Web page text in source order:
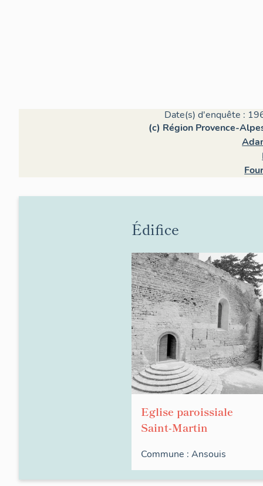
Date(s) d'enquête :
(c) Région Provence-
Édifice
Eglise paroissiale
Saint-Martin
Commune : Ansouis